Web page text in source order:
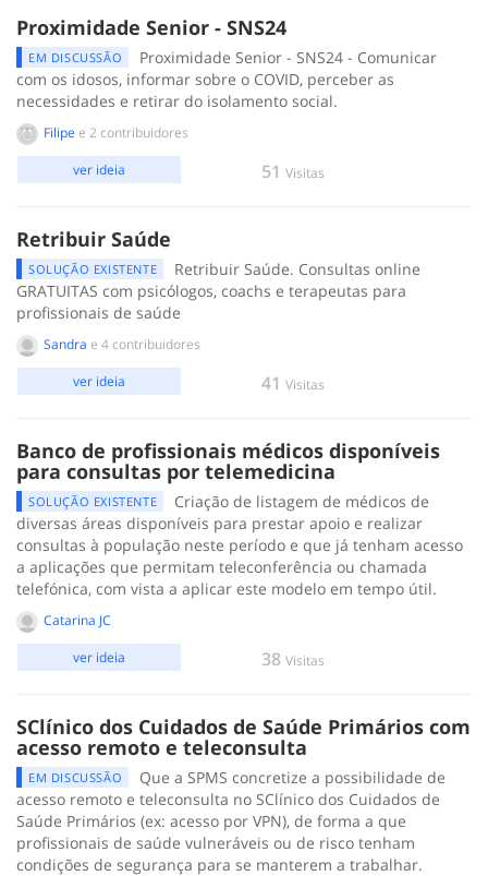
Proximidade Senior - SNS24
EM DISCUSSÃO
Proximidade Senior - SNS24 - Comunicar
com os idosos, informar sobre o COVID, perceber as
necessidades e retirar do isolamento social.
Filipe e 2 contribuidores
51 Visitas
ver ideia
Retribuir Saúde
SOLUÇÃO EXISTENTE
Retribuir Saúde. Consultas online
GRATUITAS com psicólogos, coachs e terapeutas para
profissionais de saúde
Sandra e 4 contribuidores
41 Visitas
ver ideia
Banco de profissionais médicos disponíveis
para consultas por telemedicina
SOLUÇÃO EXISTENTE
Criação de listagem de médicos de
diversas áreas disponíveis para prestar apoio e realizar
consultas à população neste período e que já tenham acesso
a aplicações que permitam teleconferência ou chamada
telefónica, com vista a aplicar este modelo em tempo útil.
Catarina JC
38 Visitas
ver ideia
SClínico dos Cuidados de Saúde Primários com
acesso remoto e teleconsulta
EM DISCUSSÃO
Que a SPMS concretize a possibilidade de
acesso remoto e teleconsulta no SClínico dos Cuidados de
Saúde Primários (ex: acesso por VPN), de forma a que
profissionais de saúde vulneráveis ou de risco tenham
condições de segurança para se manterem a trabalhar.